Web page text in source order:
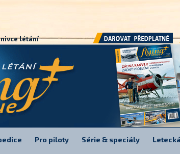
létání
Darovat předplatné
Pro piloty Série & speciály